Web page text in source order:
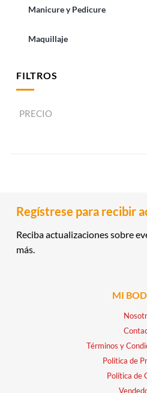
Manicure y Pedicure
Maquillaje
FILTROS
PRECIO
Regístrese para recibir
Reciba actualizaciones sobre
más.
MI
Términos y
Política de
Política de